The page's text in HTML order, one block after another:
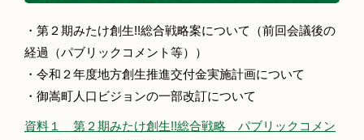
・第２期みたけ創生!!総合戦略案について（前回会議後の
経過（パブリックコメント等））
・令和２年度地方創生推進交付金実施計画について
・御嵩町人口ビジョンの一部改訂について
資料１ 第２期みたけ創生!!総合戦略 パブリックコメン